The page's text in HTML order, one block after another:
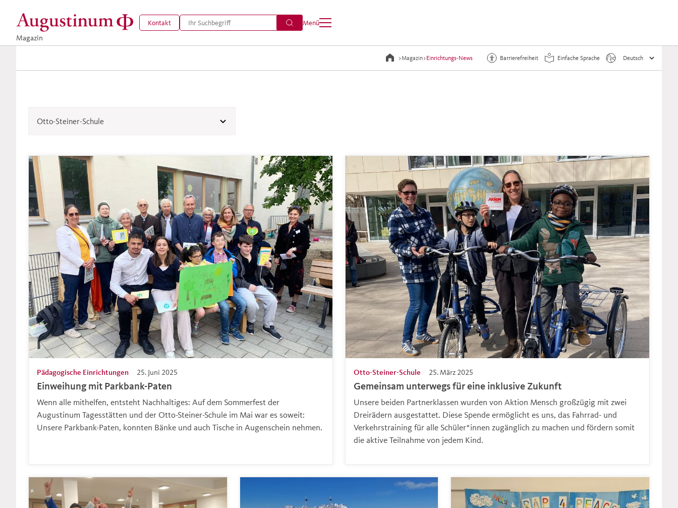
Magazin
Kontakt Menü
>Magazin> Einrichtungs-News Barrierefreiheit Einfache Sprache
Otto-Steiner-Schule
Einweihung mit Parkbank-Paten
25. Juni 2025
Pädagogische Einrichtungen
Wenn alle mithelfen, entsteht Nachhaltiges: Auf dem Sommerfest der
Augustinum Tagesstätten und der Otto-Steiner-Schule im Mai war es soweit:
Unsere Parkbank-Paten, konnten Bänke und auch Tische in Augenschein nehmen.
Gemeinsam unterwegs für eine inklusive Zukunft
25. März 2025
Otto-Steiner-Schule
Unsere beiden Partnerklassen wurden von Aktion Mensch großzügig mit zwei
Dreirädern ausgestattet. Diese Spende ermöglicht es uns, das Fahrrad- und
Verkehrstraining für alle Schüler*innen zugänglich zu machen und fördern somit
die aktive Teilnahme von jedem Kind.